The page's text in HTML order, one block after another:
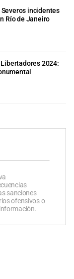
Severos incidentes
Río de Janeiro
2024:
sanciones
ofensivos o